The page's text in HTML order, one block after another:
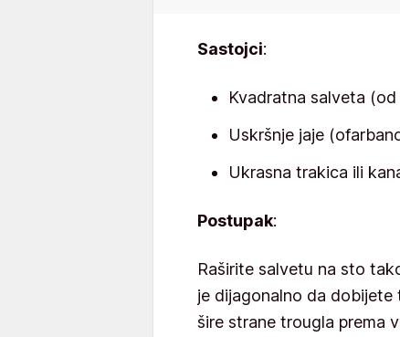
Sastojci:
Kvadratna salveta
Uskršnje jaje
Ukrasna trakica ili
Postupak:
Raširite salvetu na sto
je dijagonalno da
šire strane trougla prema